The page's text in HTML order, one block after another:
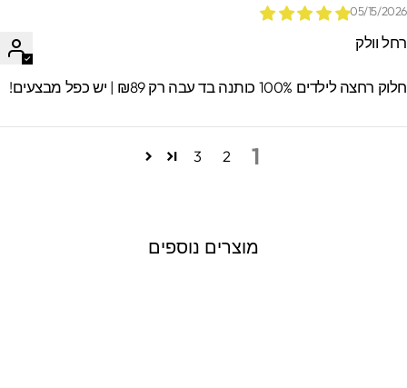
05/15/
וולק
רחצה לילדים 100% כותנה בד עבה רק ₪89 | יש כפל מבצעים!
1
2
3
מוצרים נוספים